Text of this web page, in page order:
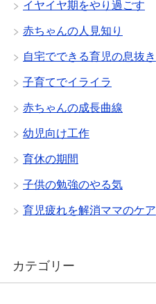
イヤイヤ期をやり過ごす
赤ちゃんの人見知り
自宅でできる育児の息抜き
子育てでイライラ
赤ちゃんの成長曲線
幼児向け工作
育休の期間
子供の勉強のやる気
育児疲れを解消ママのケア
カテゴリー